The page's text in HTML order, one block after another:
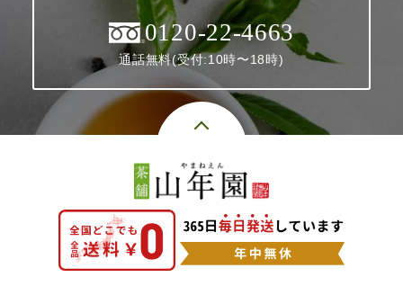
0120-22-4663
通話無料(受付:10時〜18時)